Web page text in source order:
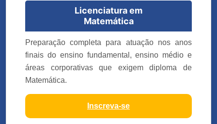
Licenciatura em
Matemática
Preparação completa para atuação nos anos
finais do ensino fundamental, ensino médio e
áreas corporativas que exigem diploma de
Matemática.
Inscreva-se